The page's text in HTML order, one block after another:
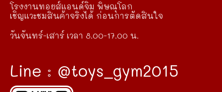
โรงงานทอยส์แอนด์จิม พิษณุโลก
เชิญแวะชมสินค้าจริงได้ ก่อนการตัดสินใจ
วันจันทร์-เสาร์ เวลา 8.00-17.00 น.
Line : @toys_gym2015